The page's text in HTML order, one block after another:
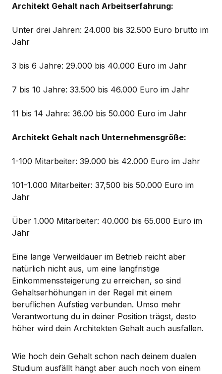
Architekt Gehalt nach Arbeitserfahrung:
Unter drei Jahren: 24.000 bis 32.500 Euro brutto im
Jahr
3 bis 6 Jahre: 29.000 bis 40.000 Euro im Jahr
7 bis 10 Jahre: 33.500 bis 46.000 Euro im Jahr
11 bis 14 Jahre: 36.00 bis 50.000 Euro im Jahr
Architekt Gehalt nach Unternehmensgröße:
1-100 Mitarbeiter: 39.000 bis 42.000 Euro im Jahr
101-1.000 Mitarbeiter: 37,500 bis 50.000 Euro im
Jahr
Über 1.000 Mitarbeiter: 40.000 bis 65.000 Euro im
Jahr
Eine lange Verweildauer im Betrieb reicht aber
natürlich nicht aus, um eine langfristige
Einkommenssteigerung zu erreichen, so sind
Gehaltserhöhungen in der Regel mit einem
beruflichen Aufstieg verbunden. Umso mehr
Verantwortung du in deiner Position trägst, desto
höher wird dein Architekten Gehalt auch ausfallen.
Wie hoch dein Gehalt schon nach deinem dualen
Studium ausfällt hängt aber auch noch von einem